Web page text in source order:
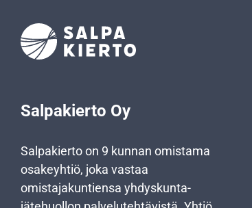
Salpakierto Oy
Salpakierto on 9 kunnan omistama
osakeyhtiö, joka vastaa
omistajakuntiensa yhdyskunta­